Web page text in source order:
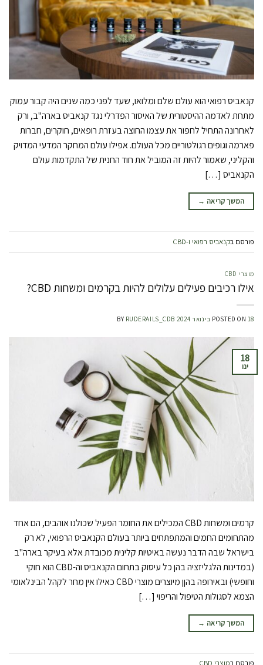
קנאביס רפואי הוא עולם שלם ומלואו, שעד לפני כמה שנים היה קבור עמוק
מתחת לאדמה ההיסטורית של האיסור הפדרלי נגד קנאביס בארה"ב, ורק
לאחרונה התחיל לחפור את עצמו החוצה בעזרת רופאים, חוקרים, חברות
פארמה וגופים רגולטוריים מכל העולם. אפילו עולם המחקר המדעי המדויק
והקליני, שאמור להיות זה המוביל את חוד החנית של התקדמות עולם
הקנאביס […]
המשך קריאה →
פורסם בקנאביס רפואי ו-CBD
מוצרי CBD
אילו רכיבים פעילים עלולים להיות בקרמים ומשחות CBD?
POSTED ON 18 בינואר 2024 BY RUDERAILS_CDB
18
ינו
קרמים ומשחות CBD המכילים את החומר הפעיל שכולנו אוהבים, הם אחד
מהתחומים החמים והמתפתחים ביותר בעולם הקנאביס הרפואי, לא רק
בישראל שבה הדבר נעשה באיטיות קלינית מכובדת אלא בעיקר בארה"ב
(במדינות הלגליזציה בהן כל עיסוק בתחום הקנאביס וה-CBD הוא חוקי
וחופשי) ובאירופה בהןן מיוצרים מוצרי CBD כאילו אין מחר לקהל הבינלאומי
הצמא לסגולות הטיפול והריפוי […]
המשך קריאה →
פורסם במוצרי CBD